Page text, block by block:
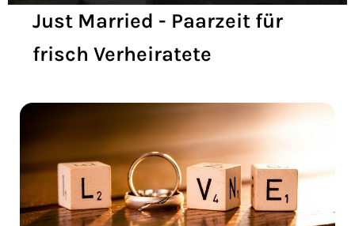
Just Married - Paarzeit für
frisch Verheiratete